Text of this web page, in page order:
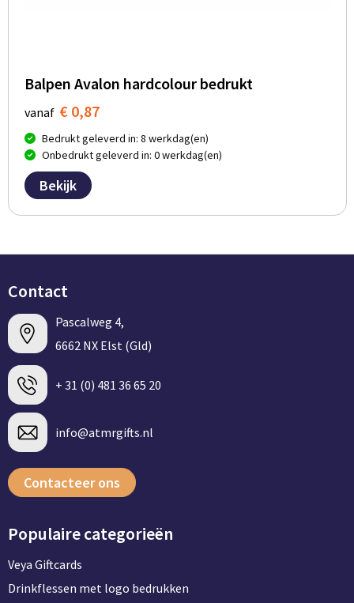
Balpen Avalon hardcolour bedrukt
vanaf € 0,87
Bedrukt geleverd in: 8 werkdag(en)
Onbedrukt geleverd in: 0 werkdag(en)
Bekijk
Contact
Pascalweg 4,
6662 NX Elst (Gld)
+ 31 (0) 481 36 65 20
info@atmrgifts.nl
Contacteer ons
Populaire categorieën
Veya Giftcards
Drinkflessen met logo bedrukken